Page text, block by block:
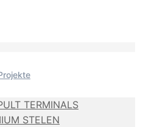
TERMINALS
STELEN